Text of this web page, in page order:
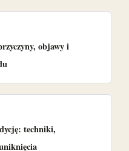
objawy i
techniki,